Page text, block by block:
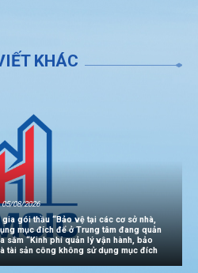
KHÁC
05/08/2026
gói thầu “Bảo vệ tại các cơ sở nhà,
mục đích để ở Trung tâm đang quản
sắm “Kinh phí quản lý vận hành, bảo
tài sản công không sử dụng mục đích